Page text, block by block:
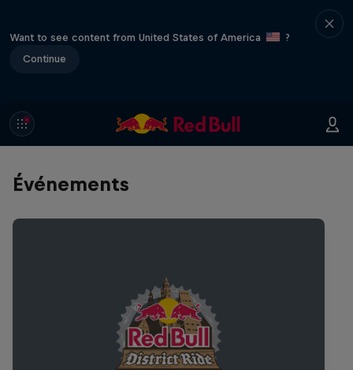
Want to see content from United States of America
?
Continue
Événements